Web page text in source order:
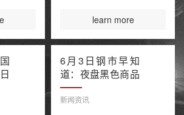
learn more
6月3日钢市早知
道：夜盘黑色商品
多数收涨 IEA警告
全球石油库存或于
新闻资讯